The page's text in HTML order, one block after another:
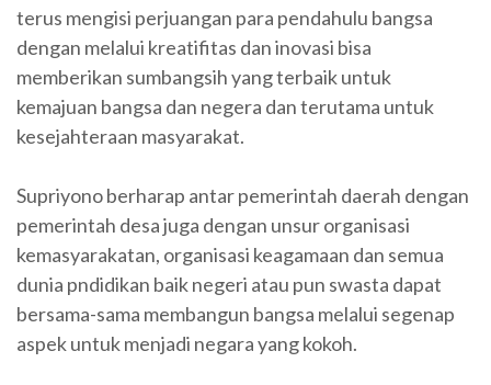
terus mengisi perjuangan para pendahulu bangsa
dengan melalui kreatifitas dan inovasi bisa
memberikan sumbangsih yang terbaik untuk
kemajuan bangsa dan negera dan terutama untuk
kesejahteraan masyarakat.
Supriyono berharap antar pemerintah daerah dengan
pemerintah desa juga dengan unsur organisasi
kemasyarakatan, organisasi keagamaan dan semua
dunia pndidikan baik negeri atau pun swasta dapat
bersama-sama membangun bangsa melalui segenap
aspek untuk menjadi negara yang kokoh.